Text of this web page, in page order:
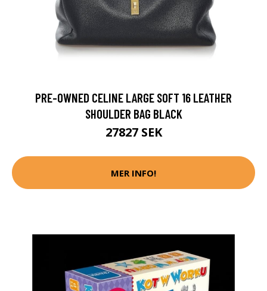
PRE-OWNED CELINE LARGE SOFT 16 LEATHER
SHOULDER BAG BLACK
27827 SEK
MER INFO!